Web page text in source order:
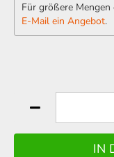
Für größere
E-Mail ein Angebot.